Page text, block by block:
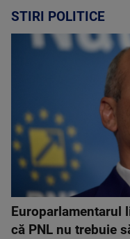
STIRI POLITICE
Europarlamentarul
că PNL nu trebuie